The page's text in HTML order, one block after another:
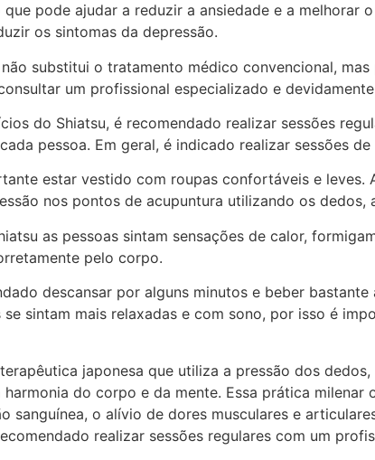
pode ajudar a reduzir a ansiedade e a melhorar
os sintomas da depressão.
substitui o tratamento médico convencional,
um profissional especializado e
do Shiatsu, é recomendado realizar sessões
pessoa. Em geral, é indicado realizar sessões
estar vestido com roupas confortáveis e leves.
nos pontos de acupuntura utilizando os dedos,
as pessoas sintam sensações de calor,
pelo corpo.
descansar por alguns minutos e beber
se sintam mais relaxadas e com sono, por isso é
japonesa que utiliza a pressão dos
do corpo e da mente. Essa prática
sanguínea, o alívio de dores musculares e
realizar sessões regulares com um